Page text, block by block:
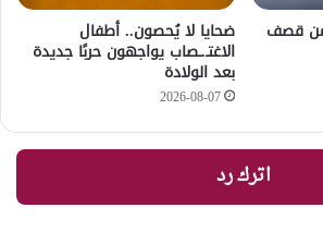
من قصف ضحايا لا يُحصون.. أطفال
الاغتـ.ـصاب يواجهون حربًا جديدة
بعد الولادة
2026-08-07
اترك رد